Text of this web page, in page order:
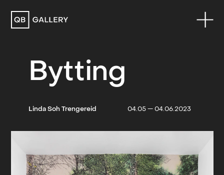
QB Gallery
Bytting
Linda Soh Trengereid 04.05 — 04.06.2023